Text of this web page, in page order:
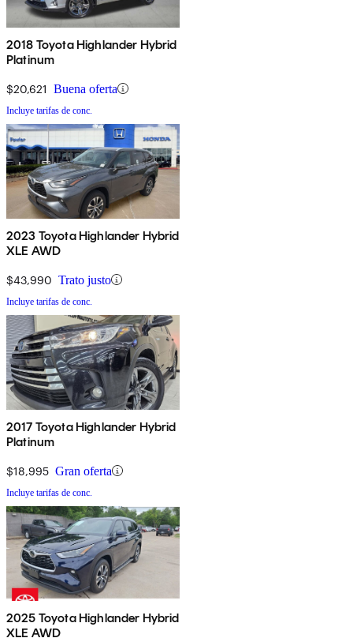
2018 Toyota Highlander Hybrid
Platinum
$20,621 Buena oferta
Incluye tarifas de conc.
2023 Toyota Highlander Hybrid
XLE AWD
$43,990 Trato justo
Incluye tarifas de conc.
2017 Toyota Highlander Hybrid
Platinum
$18,995 Gran oferta
Incluye tarifas de conc.
2025 Toyota Highlander Hybrid
XLE AWD